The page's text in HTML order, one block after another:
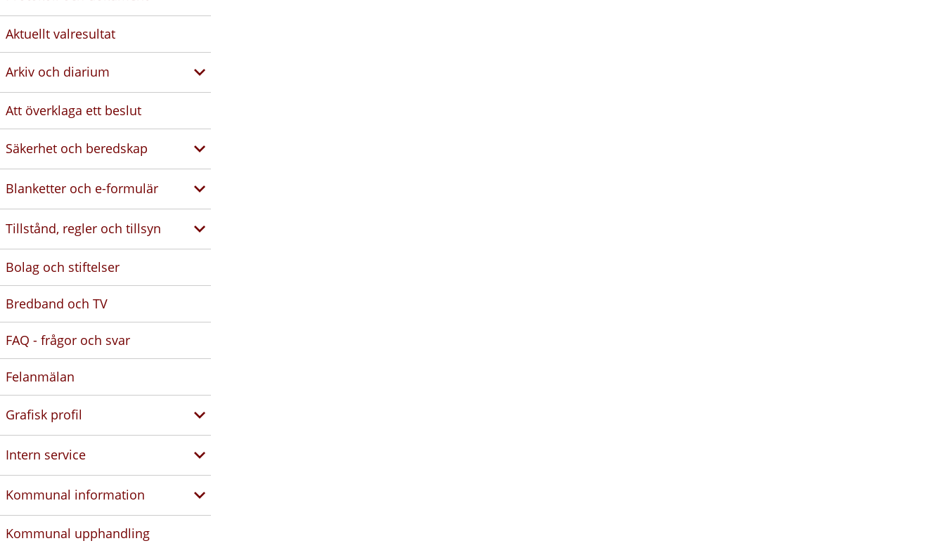
Aktuellt valresultat
Arkiv och diarium
Att överklaga ett beslut
Säkerhet och beredskap
Blanketter och e-formulär
Tillstånd, regler och tillsyn
Bolag och stiftelser
Bredband och TV
FAQ - frågor och svar
Felanmälan
Grafisk profil
Intern service
Kommunal information
Kommunal upphandling